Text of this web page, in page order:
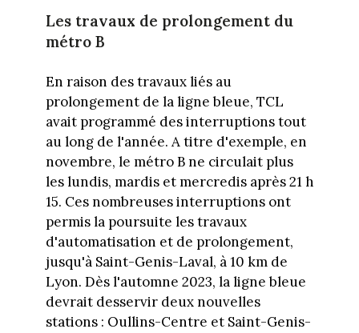
Les travaux de prolongement du
métro B
En raison des travaux liés au
prolongement de la ligne bleue, TCL
avait programmé des interruptions tout
au long de l'année. A titre d'exemple, en
novembre, le métro B ne circulait plus
les lundis, mardis et mercredis après 21 h
15. Ces nombreuses interruptions ont
permis la poursuite les travaux
d'automatisation et de prolongement,
jusqu'à Saint-Genis-Laval, à 10 km de
Lyon. Dès l'automne 2023, la ligne bleue
devrait desservir deux nouvelles
stations : Oullins-Centre et Saint-Genis-